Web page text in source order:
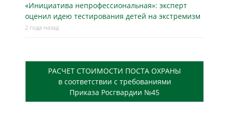
«Инициатива непрофессиональная»: эксперт
оценил идею тестирования детей на экстремизм
2 года назад
РАСЧЕТ СТОИМОСТИ ПОСТА ОХРАНЫ
в соответствии с требованиями
Приказа Росгвардии №45